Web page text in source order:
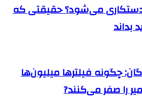
دستکاری می‌شود؟ حقیقتی که
بداند
چگونه فیلترها میلیون‌ها
را صفر می‌کنند?